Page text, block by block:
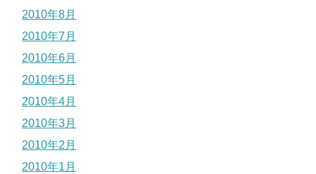
2010年8月
2010年7月
2010年6月
2010年5月
2010年4月
2010年3月
2010年2月
2010年1月